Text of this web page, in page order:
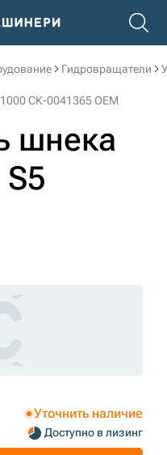
Гидровращатели
СК-0041365 OEM
шнека
Уточнить наличие
Доступно в лизинг